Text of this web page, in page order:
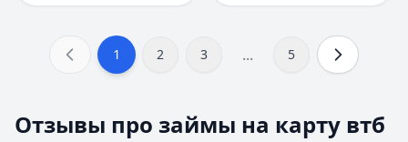
1 2 3 ... 5
Всего отзывов на странице:8.
Отзывы про займы на карту втб